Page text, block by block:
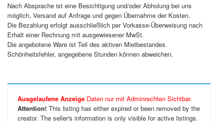
Nach Absprache ist eine Besichtigung und/oder Abholung bei uns
möglich, Versand auf Anfrage und gegen Übernahme der Kosten.
Die Bezahlung erfolgt ausschließlich per Vorkasse-Überweisung nach
Erhalt einer Rechnung mit ausgewiesener MwSt.
Die angebotene Ware ist Teil des aktiven Mietbestandes.
Schönheitsfehler, angegebene Stunden können abweichen.
Ausgelaufene Anzeige Daten nur mit Adminrechten Sichtbar.
Attention! This listing has either expired or been removed by the
creator. The seller's information is only visible for active listings.